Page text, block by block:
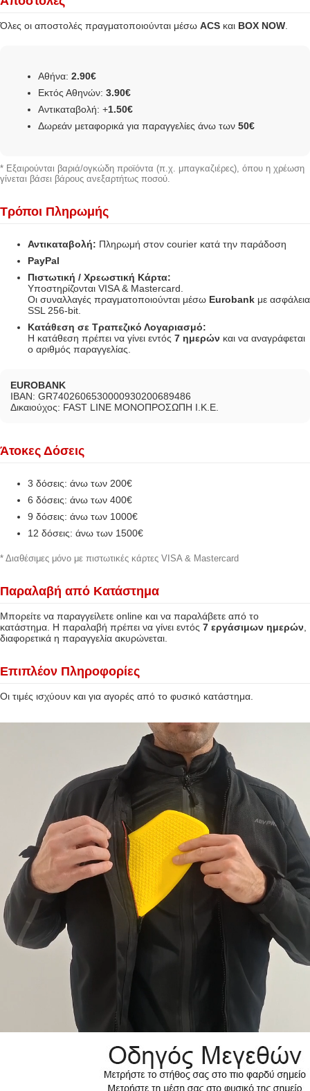
Όλες οι αποστολές πραγματοποιούνται μέσω ACS και BOX NOW
Αθήνα: 2.90€
Εκτός Αθηνών: 3.90€
Αντικαταβολή: +1.50€
Δωρεάν μεταφορικά για παραγγελίες άνω των 50€
* Εξαιρούνται βαριά/ογκώδη προϊόντα (π.χ. μπαγκαζιέρες), όπου η χρέωση
γίνεται βάσει βάρους ανεξαρτήτως ποσού.
Τρόποι Πληρωμής
Αντικαταβολή: Πληρωμή στον courier κατά την παράδοση
PayPal
Πιστωτική / Χρεωστική Κάρτα:
Υποστηρίζονται VISA & Mastercard.
Οι συναλλαγές πραγματοποιούνται μέσω Eurobank με ασφάλεια
SSL 256-bit.
Κατάθεση σε Τραπεζικό Λογαριασμό:
Η κατάθεση πρέπει να γίνει εντός 7 ημερών και να αναγράφεται
ο αριθμός παραγγελίας.
EUROBANK
IBAN: GR7402606530000930200689486
Δικαιούχος: FAST LINE ΜΟΝΟΠΡΟΣΩΠΗ Ι.Κ.Ε.
Άτοκες Δόσεις
3 δόσεις: άνω των 200€
6 δόσεις: άνω των 400€
9 δόσεις: άνω των 1000€
12 δόσεις: άνω των 1500€
* Διαθέσιμες μόνο με πιστωτικές κάρτες VISA & Mastercard
Παραλαβή από Κατάστημα
Μπορείτε να παραγγείλετε online και να παραλάβετε από το
κατάστημα. Η παραλαβή πρέπει να γίνει εντός 7 εργάσιμων ημερών
διαφορετικά η παραγγελία ακυρώνεται.
Επιπλέον Πληροφορίες
Οι τιμές ισχύουν και για αγορές από το φυσικό κατάστημα.